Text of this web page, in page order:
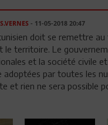
- 11-05-2018 20:47
doit se remettre
le territoire. Le
et la société civile
adoptées par toutes les
et rien ne sera possible